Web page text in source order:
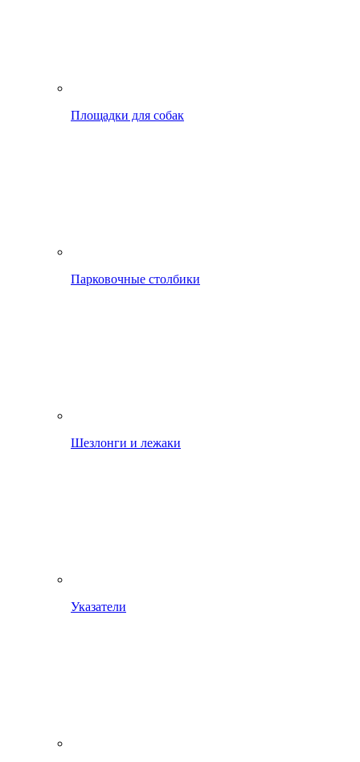
Площадки для собак
Парковочные столбики
Шезлонги и лежаки
Указатели